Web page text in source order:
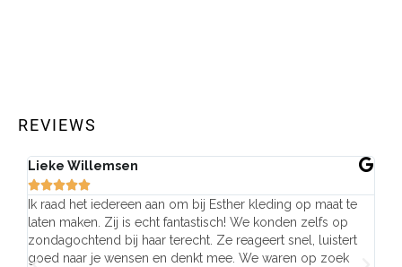
REVIEWS
Lieke Willemsen

Ik raad het iedereen aan om bij Esther kleding op maat te
laten maken. Zij is echt fantastisch! We konden zelfs op
zondagochtend bij haar terecht. Ze reageert snel, luistert
goed naar je wensen en denkt mee. We waren op zoek